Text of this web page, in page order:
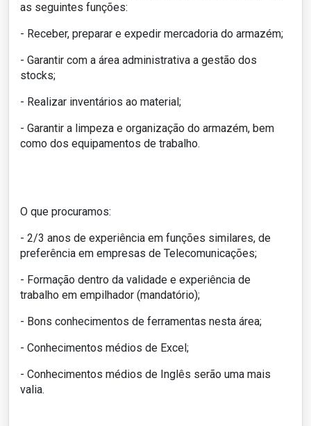
as seguintes funções:
- Receber, preparar e expedir mercadoria do armazém;
- Garantir com a área administrativa a gestão dos
stocks;
- Realizar inventários ao material;
- Garantir a limpeza e organização do armazém, bem
como dos equipamentos de trabalho.
O que procuramos:
- 2/3 anos de experiência em funções similares, de
preferência em empresas de Telecomunicações;
- Formação dentro da validade e experiência de
trabalho em empilhador (mandatório);
- Bons conhecimentos de ferramentas nesta área;
- Conhecimentos médios de Excel;
- Conhecimentos médios de Inglês serão uma mais
valia.